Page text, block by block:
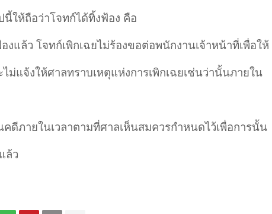
ให้ถือว่าโจทก์ได้ทิ้งฟ้อง คือ
งแล้ว โจทก์เพิกเฉยไม่ร้องขอต่อพนักงานเจ้าหน้าที่เพื่อให้
ม่แจ้งให้ศาลทราบเหตุแห่งการเพิกเฉยเช่นว่านั้นภายใน
คดีภายในเวลาตามที่ศาลเห็นสมควรกำหนดไว้เพื่อการนั้น
ล้ว